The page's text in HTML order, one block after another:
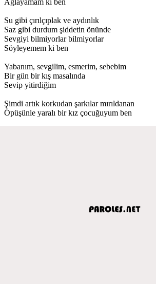
Su gibi çırılçıplak ve aydınlık
Saz gibi durdum şiddetin önünde
Sevgiyi bilmiyorlar bilmiyorlar
Söyleyemem ki ben
Yabanım, sevgilim, esmerim, sebebim
Bir gün bir kış masalında
Sevip yitirdiğim
Şimdi artık korkudan şarkılar mırıldanan
Öpüşünle yaralı bir kız çocuğuyum ben